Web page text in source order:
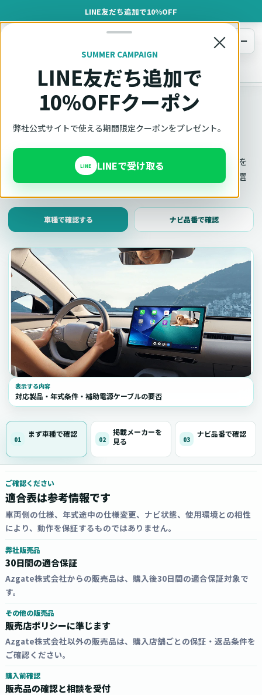
LINE友だち追加で10%OFF
×
SUMMER CAMPAIGN
LINE友だち追加で
10%OFFクーポン
弊社公式サイトで使える期間限定クーポンをプレゼント。
LINE LINEで受け取る
オットキャスト
メニュー
車種適合確認
車種適合確認
車種と年式で適合確認
Ottocast（オットキャスト）の対応製品、条件、注意事項を
このページ内で見られます。 迷った場合は、車種と年式を選
車種で確認する ナビ品番で確認
表示する内容
対応製品・年式条件・補助電源ケーブルの要否
01
まず車種で確認
02
掲載メーカーを
見る
03
ナビ品番で確認
ご確認ください
適合表は参考情報です
車両側の仕様、年式途中の仕様変更、ナビ状態、使用環境との相性
により、動作を保証するものではありません。
弊社販売品
30日間の適合保証
Azgate株式会社からの販売品は、購入後30日間の適合保証対象で
す。
その他の販売品
販売店ポリシーに準じます
Azgate株式会社以外の販売品は、購入店舗ごとの保証・返品条件を
ご確認ください。
購入前確認
販売品の確認と相談を受付